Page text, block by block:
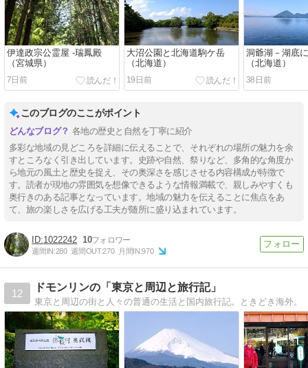
伊達政宗公霊屋 -瑞鳳殿
（宮城県）
7日前
大沼公園と北海道駒ケ岳
（北海道）
19日前
洞爺湖－湖底
（北海道）
38日前
このブログのここがポイント
各地の歴史と自然を丁寧に紹介
多彩な地域の見どころを詳細に伝えることで、それぞれの場所の魅力を余
すところなく引き出しています。史跡や自然、祭りなど、多角的な角度か
ら地元の風土と歴史を捉え、その奥深さを感じさせる内容構成が特徴で
す。読者が現地の雰囲気を想像できるような情報満載で、親しみやすくも
奥行きのある記事となっています。地域の魅力を伝えることに焦点をあ
て、旅の楽しさを広げる工夫が随所に盛り込まれています。
1022242 10
週間IN:280 週間OUT:270 月間IN:970
12
ドモンリンの「東京と周辺と旅行記」
東京と周辺の街と人々の普通の生活と国内旅行記。ときどき海外。